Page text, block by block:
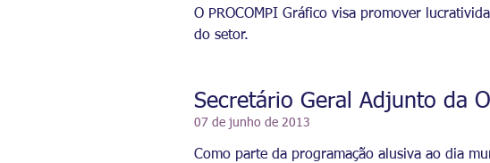
O PROCOMPI Gráfico visa promover
do setor.
Secretário Geral Adjunto da
07 de junho de 2013
Como parte da programação alusiva ao dia